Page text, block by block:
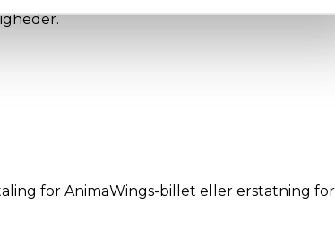
for AnimaWings-billet eller erstatning for